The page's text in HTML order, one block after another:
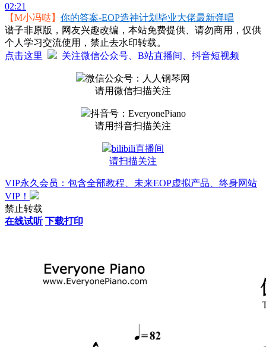
02:21
【M小冯哒】 你的答案-EOP造神计划毕业大佬最新弹唱
谱子非原版，网友兴趣改编，本站免费提供、请勿商用，仅供
个人学习交流使用，禁止去水印转载。
点击这里
关注微信公众号、B站直播间、抖音短视频
微信公众号：人人钢琴网
请用微信扫描关注
抖音号：EveryonePiano
请用抖音扫描关注
bilibili直播间
请扫描关注
VIP永久会员：包含全部教程、未来EOP虚拟产品、终身网站
VIP！
禁止转载
在线试听 下载打印